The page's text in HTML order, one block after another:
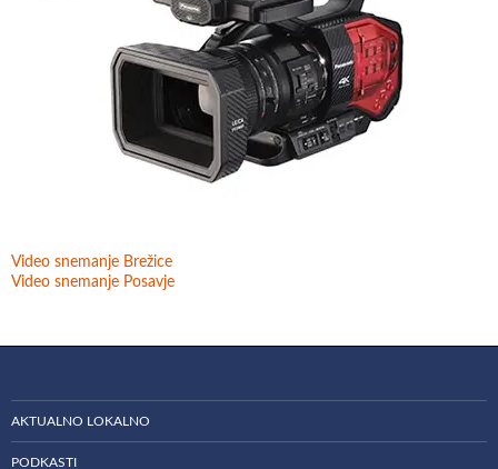
Video snemanje Brežice
Video snemanje Posavje
AKTUALNO LOKALNO
PODKASTI